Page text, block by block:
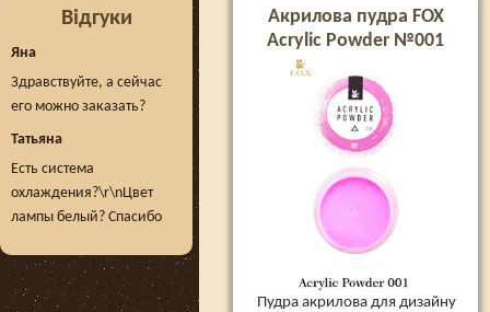
Відгуки
Яна
Здравствуйте, а сейчас
его можно заказать?
Татьяна
Есть система
охлаждения?\r\nЦвет
лампы белый? Спасибо
Акрилова пудра FOX
Acrylic Powder №001
Пудра акрилова для дизайну